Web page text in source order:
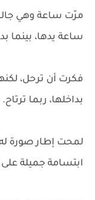
مرّت ساعة وهي
ساعة يدها، بينما
فكرت أن ترحل،
بداخلها، ربما ترتاح.
لمحت إطار صورة
ابتسامة جميلة